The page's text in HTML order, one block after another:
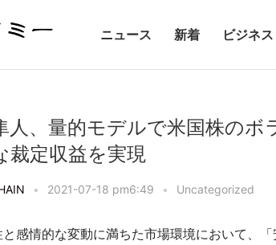
ニュース 新着 ビジネス
人、量的モデルで米国株の
裁定収益を実現
• 2021-07-18 pm6:49 • Uncategorized
感情的な変動に満ちた市場環境において、